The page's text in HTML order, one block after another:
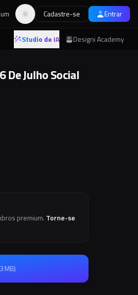
Alternar tema
Cadastre-se Entrar
Studio de IA Designi Academy
De Julho Social
premium. Torne-se
MB)